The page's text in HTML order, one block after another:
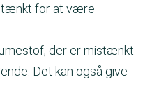
for at være
der er mistænkt
Det kan også give